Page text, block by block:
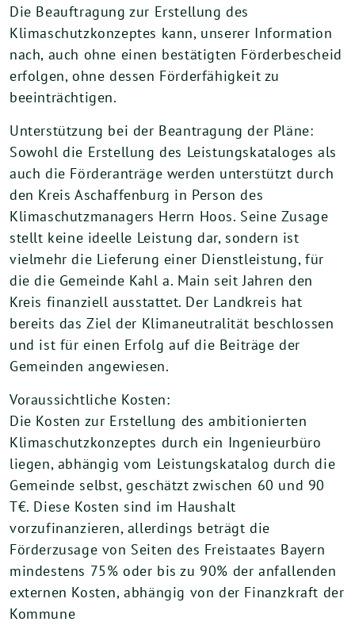
Die Beauftragung zur Erstellung des
Klimaschutzkonzeptes kann, unserer Information
nach, auch ohne einen bestätigten Förderbescheid
erfolgen, ohne dessen Förderfähigkeit zu
beeinträchtigen.
Unterstützung bei der Beantragung der Pläne:
Sowohl die Erstellung des Leistungskataloges als
auch die Förderanträge werden unterstützt durch
den Kreis Aschaffenburg in Person des
Klimaschutzmanagers Herrn Hoos. Seine Zusage
stellt keine ideelle Leistung dar, sondern ist
vielmehr die Lieferung einer Dienstleistung, für
die die Gemeinde Kahl a. Main seit Jahren den
Kreis finanziell ausstattet. Der Landkreis hat
bereits das Ziel der Klimaneutralität beschlossen
und ist für einen Erfolg auf die Beiträge der
Gemeinden angewiesen.
Voraussichtliche Kosten:
Die Kosten zur Erstellung des ambitionierten
Klimaschutzkonzeptes durch ein Ingenieurbüro
liegen, abhängig vom Leistungskatalog durch die
Gemeinde selbst, geschätzt zwischen 60 und 90
T€. Diese Kosten sind im Haushalt
vorzufinanzieren, allerdings beträgt die
Förderzusage von Seiten des Freistaates Bayern
mindestens 75% oder bis zu 90% der anfallenden
externen Kosten, abhängig von der Finanzkraft der
Kommune